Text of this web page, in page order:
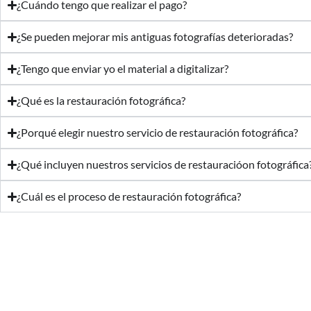
¿Cuándo tengo que realizar el pago?
¿Se pueden mejorar mis antiguas fotografías deterioradas?
¿Tengo que enviar yo el material a digitalizar?
¿Qué es la restauración fotográfica?
¿Porqué elegir nuestro servicio de restauración fotográfica?
¿Qué incluyen nuestros servicios de restauracióon
¿Cuál es el proceso de restauración fotográfica?